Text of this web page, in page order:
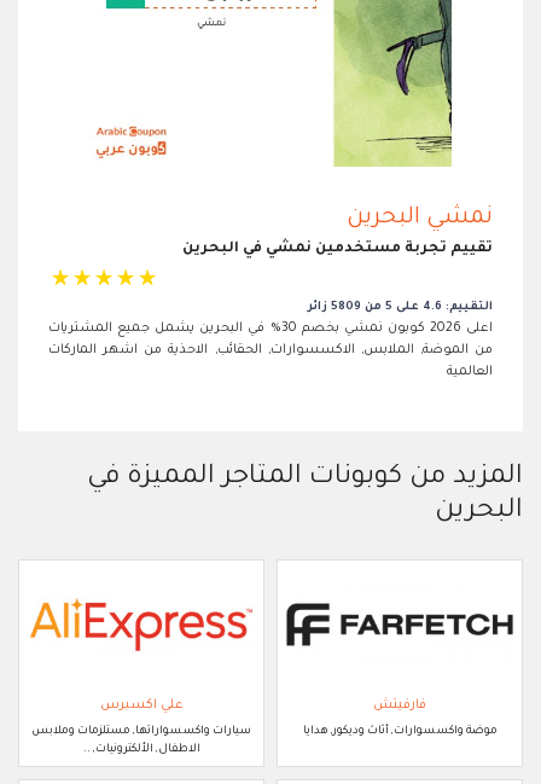
نمشي البحرين
تقييم تجربة مستخدمين نمشي في البحرين
☆ ☆ ☆ ☆ ☆
التقييم: 4.6 على 5 من 5809 زائر
اعلى 2026 كوبون نمشي بخصم 30% في البحرين يشمل جميع المشتريات
من الموضة, الملابس, الاكسسوارات, الحقائب, الاحذية من اشهر الماركات
العالمية
المزيد من كوبونات المتاجر المميزة في
البحرين
فارفيتش
موضة واكسسوارات, أثاث وديكور, هدايا
علي اكسبرس
سيارات واكسسواراتها, مستلزمات وملابس
الاطفال, الألكترونيات, ..